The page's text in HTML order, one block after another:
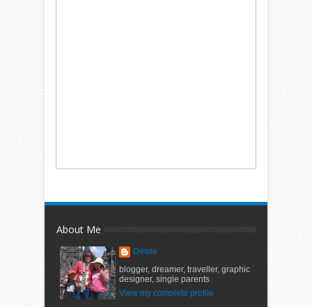
About Me
Dewie
blogger, dreamer, traveller, graphic
designer, single parents
View my complete profile